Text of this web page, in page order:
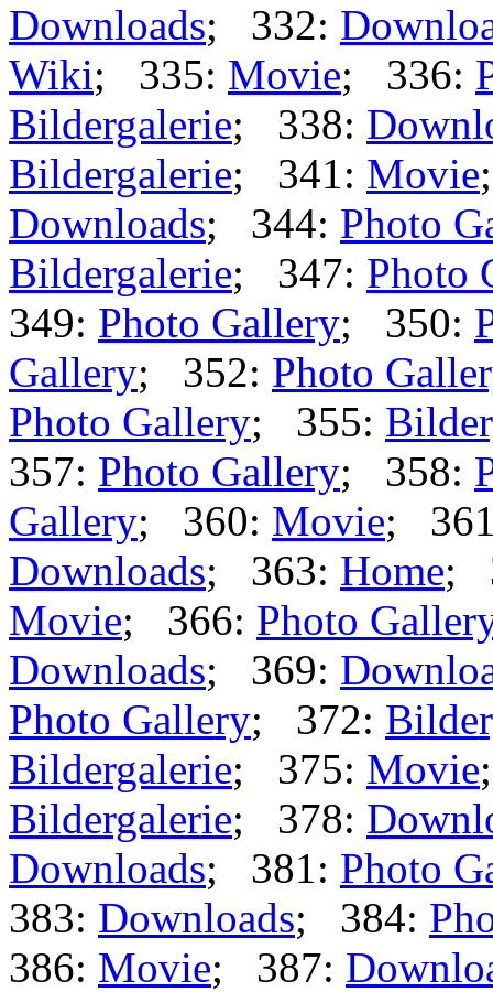
Downloads; 332:
Wiki; 335: Movie; 336:
Bildergalerie; 338:
Bildergalerie; 341: Movie
Downloads; 344: Photo
Bildergalerie; 347: Photo
349: Photo Gallery; 350:
Gallery; 352: Photo
Photo Gallery; 355:
357: Photo Gallery; 358:
Gallery; 360: Movie;
Downloads; 363: Home;
Movie; 366: Photo
Downloads; 369:
Photo Gallery; 372:
Bildergalerie; 375: Movie
Bildergalerie; 378:
Downloads; 381: Photo
383: Downloads; 384:
386: Movie; 387: